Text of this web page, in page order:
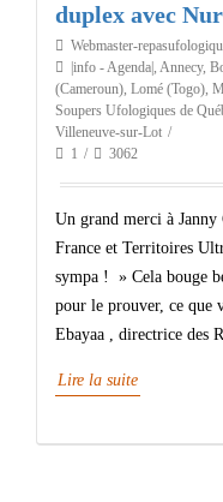
duplex avec
Webmaster-
|info - Agenda|, Annecy,
(Cameroun), Lomé (Togo),
Soupers Ufologiques de
Villeneuve-sur-Lot
1
3062
Un grand merci à
France et Territoires
sympa ! » Cela bouge
pour le prouver, ce que
Ebayaa , directrice des
Lire la suite